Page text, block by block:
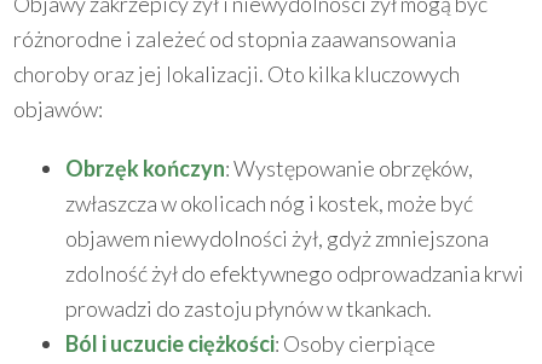
różnorodne i zależeć od stopnia zaawansowania
choroby oraz jej lokalizacji. Oto kilka kluczowych
objawów:
Obrzęk kończyn: Występowanie obrzęków,
zwłaszcza w okolicach nóg i kostek, może być
objawem niewydolności żył, gdyż zmniejszona
zdolność żył do efektywnego odprowadzania krwi
prowadzi do zastoju płynów w tkankach.
Ból i uczucie ciężkości: Osoby cierpiące